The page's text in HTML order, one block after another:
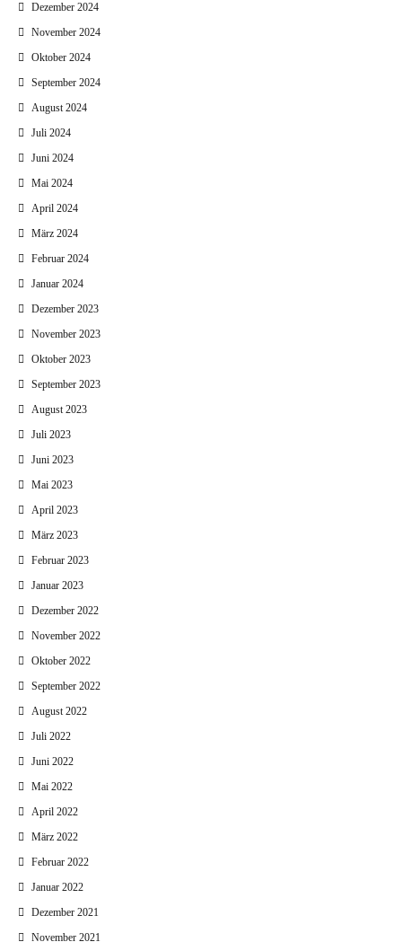
Dezember 2024
November 2024
Oktober 2024
September 2024
August 2024
Juli 2024
Juni 2024
Mai 2024
April 2024
März 2024
Februar 2024
Januar 2024
Dezember 2023
November 2023
Oktober 2023
September 2023
August 2023
Juli 2023
Juni 2023
Mai 2023
April 2023
März 2023
Februar 2023
Januar 2023
Dezember 2022
November 2022
Oktober 2022
September 2022
August 2022
Juli 2022
Juni 2022
Mai 2022
April 2022
März 2022
Februar 2022
Januar 2022
Dezember 2021
November 2021